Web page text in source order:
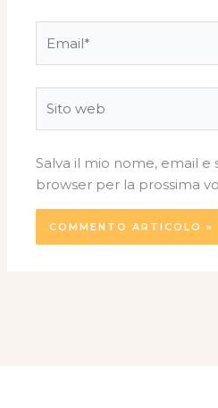
web
Salva il mio nome, email e
browser per la prossima